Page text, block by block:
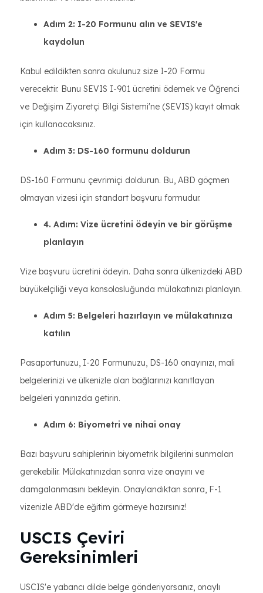
Adım 2: I-20 Formunu alın ve SEVIS'e
kaydolun
Kabul edildikten sonra okulunuz size I-20 Formu
verecektir. Bunu SEVIS I-901 ücretini ödemek ve Öğrenci
ve Değişim Ziyaretçi Bilgi Sistemi'ne (SEVIS) kayıt olmak
için kullanacaksınız.
Adım 3: DS-160 formunu doldurun
DS-160 Formunu çevrimiçi doldurun. Bu, ABD göçmen
olmayan vizesi için standart başvuru formudur.
4. Adım: Vize ücretini ödeyin ve bir görüşme
planlayın
Vize başvuru ücretini ödeyin. Daha sonra ülkenizdeki ABD
büyükelçiliği veya konsolosluğunda mülakatınızı planlayın.
Adım 5: Belgeleri hazırlayın ve mülakatınıza
katılın
Pasaportunuzu, I-20 Formunuzu, DS-160 onayınızı, mali
belgelerinizi ve ülkenizle olan bağlarınızı kanıtlayan
belgeleri yanınızda getirin.
Adım 6: Biyometri ve nihai onay
Bazı başvuru sahiplerinin biyometrik bilgilerini sunmaları
gerekebilir. Mülakatınızdan sonra vize onayını ve
damgalanmasını bekleyin. Onaylandıktan sonra, F-1
vizenizle ABD'de eğitim görmeye hazırsınız!
USCIS Çeviri
Gereksinimleri
USCIS'e yabancı dilde belge gönderiyorsanız, onaylı